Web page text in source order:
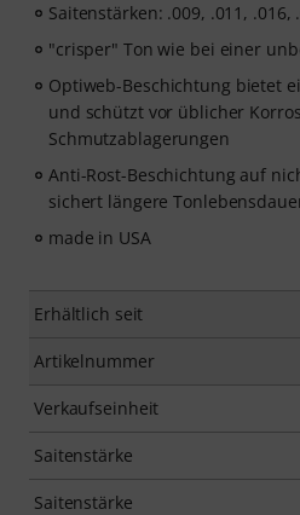
Saitenstärken: .009, .011, .016,
"crisper" Ton wie bei einer
Optiweb-Beschichtung bietet
und schützt vor üblicher
Schmutzablagerungen
Anti-Rost-Beschichtung auf
sichert längere
made in USA
Erhältlich seit
Artikelnummer
Verkaufseinheit
Saitenstärke
Saitenstärke